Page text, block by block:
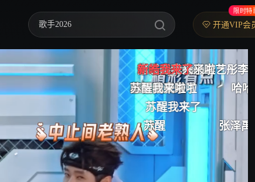
歌手2026
你好，星期六
中餐厅·南洋拾光季
快乐老家
野狗骨头
忙忙碌碌寻宝藏2
我们的宿舍·归心季
开通VIP会
限时特
李艺彤李艺彤李艺彤李艺彤
泽禹宝宝我来啦
朱志鑫我来了
第一个
新皓我来了
苏新皓苏新皓苏新皓
小极我又来了
丞磊我来啦
张泽禹
苏新皓我来啦
苏醒我来啦
哈哈哈哈，丞磊，又是你
啊啊啊啊苏醒
苏醒
张泽禹我来了 丞磊